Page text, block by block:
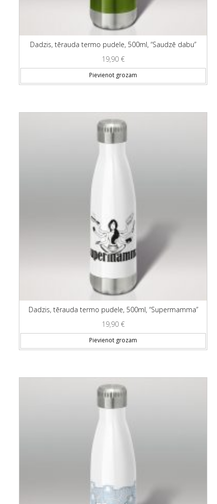
Dadzis, tērauda termo pudele, 500ml, “Saudzē dabu”
19,90 €
Pievienot grozam
Dadzis, tērauda termo pudele, 500ml, “Supermamma”
19,90 €
Pievienot grozam